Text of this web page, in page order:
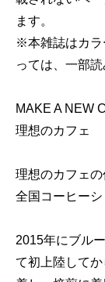
ます。
※本雑誌はカラ
っては、一部
MAKE A NEW
理想のカフェ
理想のカフェの
全国コーヒーシ
2015年にブル
て初上陸して